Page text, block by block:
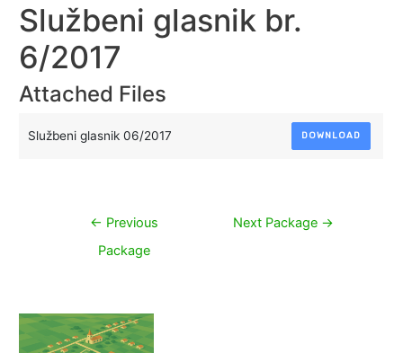
Službeni glasnik br.
6/2017
Attached Files
Službeni glasnik 06/2017 DOWNLOAD
Navigacija
← Previous
Package
Next Package →